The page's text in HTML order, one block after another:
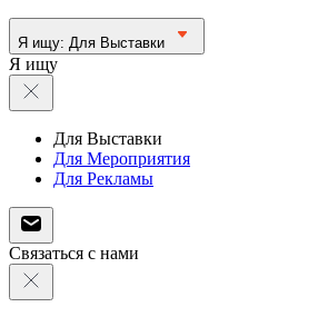
Я ищу: Для Выставки
Я ищу
Для Выставки
Для Мероприятия
Для Рекламы
Связаться с нами